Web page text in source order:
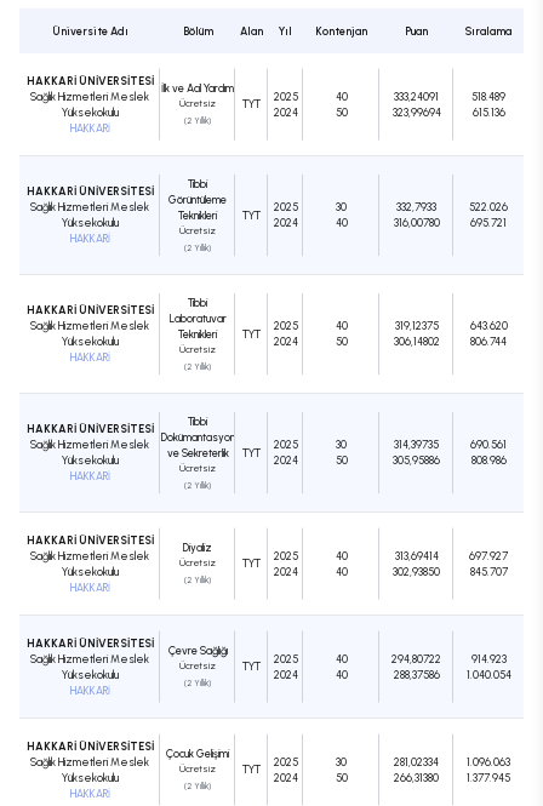
Üniversite Adı Bölüm Alan Yıl Kontenjan Puan Sıralama
HAKKARİ ÜNİVERSİTESİ
Sağlık Hizmetleri Meslek
Yüksekokulu
HAKKARİ
İlk ve Acil Yardım
Ücretsiz
(2 Yıllık)
TYT
2025
2024
40
50
333,24091
323,99694
518.489
615.136
HAKKARİ ÜNİVERSİTESİ
Sağlık Hizmetleri Meslek
Yüksekokulu
HAKKARİ
Tıbbi
Görüntüleme
Teknikleri
Ücretsiz
(2 Yıllık)
TYT
2025
2024
30
40
332,7933
316,00780
522.026
695.721
HAKKARİ ÜNİVERSİTESİ
Sağlık Hizmetleri Meslek
Yüksekokulu
HAKKARİ
Tıbbi
Laboratuvar
Teknikleri
Ücretsiz
(2 Yıllık)
TYT
2025
2024
40
50
319,12375
306,14802
643.620
806.744
HAKKARİ ÜNİVERSİTESİ
Sağlık Hizmetleri Meslek
Yüksekokulu
HAKKARİ
Tıbbi
Dokümantasyon
ve Sekreterlik
Ücretsiz
(2 Yıllık)
TYT
2025
2024
30
50
314,39735
305,95886
690.561
808.986
HAKKARİ ÜNİVERSİTESİ
Sağlık Hizmetleri Meslek
Yüksekokulu
HAKKARİ
Diyaliz
Ücretsiz
(2 Yıllık)
TYT
2025
2024
40
40
313,69414
302,93850
697.927
845.707
HAKKARİ ÜNİVERSİTESİ
Sağlık Hizmetleri Meslek
Yüksekokulu
HAKKARİ
Çevre Sağlığı
Ücretsiz
(2 Yıllık)
TYT
2025
2024
40
40
294,80722
288,37586
914.923
1.040.054
HAKKARİ ÜNİVERSİTESİ
Sağlık Hizmetleri Meslek
Yüksekokulu
HAKKARİ
Çocuk Gelişimi
Ücretsiz
(2 Yıllık)
TYT
2025
2024
30
50
281,02334
266,31380
1.096.063
1.377.945